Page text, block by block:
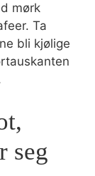
mørk
Ta
bli kjølige
seg